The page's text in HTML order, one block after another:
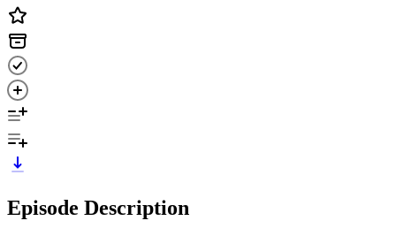
Episode Description